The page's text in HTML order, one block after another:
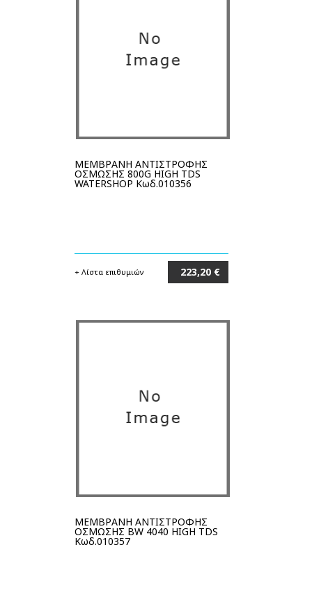
ΜΕΜΒΡΑΝΗ ΑΝΤΙΣΤΡΟΦΗΣ
ΟΣΜΩΣΗΣ 800G HIGH TDS
WATERSHOP Κωδ.010356
+ Λίστα επιθυμιών 223,20 €
ΜΕΜΒΡΑΝΗ ΑΝΤΙΣΤΡΟΦΗΣ
ΟΣΜΩΣΗΣ BW 4040 HIGH TDS
Κωδ.010357